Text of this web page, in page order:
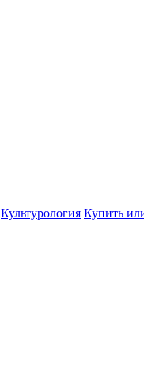
Культурология Купить